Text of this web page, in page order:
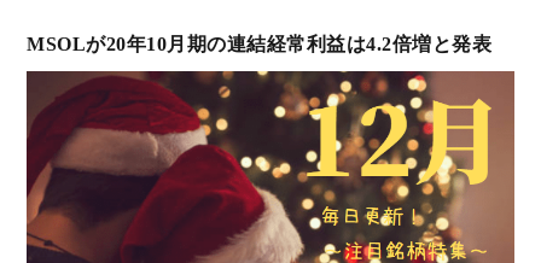
MSOLが20年10月期の連結経常利益は4.2倍増と発表